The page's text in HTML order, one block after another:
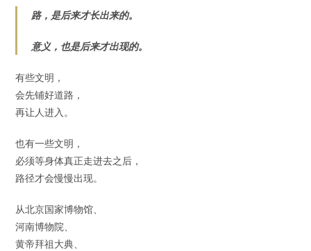
路，是后来才长出来的。
意义，也是后来才出现的。
有些文明，
会先铺好道路，
再让人进入。
也有一些文明，
必须等身体真正走进去之后，
路径才会慢慢出现。
从北京国家博物馆、
河南博物院、
黄帝拜祖大典、